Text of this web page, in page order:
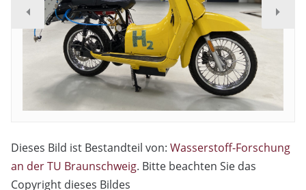
Dieses Bild ist Bestandteil von: Wasserstoff-Forschung
an der TU Braunschweig. Bitte beachten Sie das
Copyright dieses Bildes